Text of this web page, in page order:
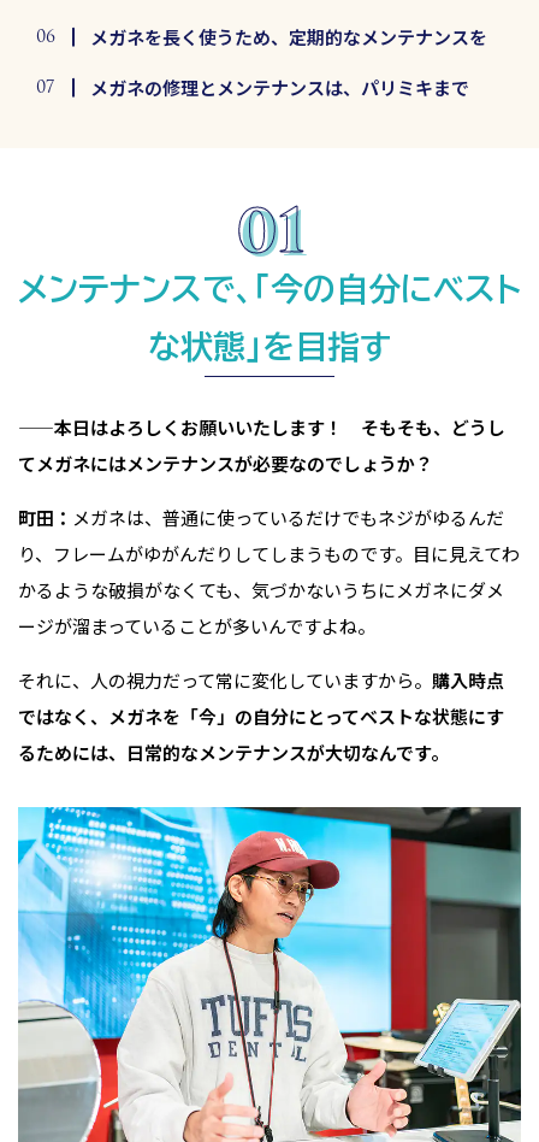
メガネを長く使うため、定期的なメンテナンスを
メガネの修理とメンテナンスは、パリミキまで
メンテナンスで、「今の自分にベスト
な状態」を目指す
——本日はよろしくお願いいたします！ そもそも、どうし
てメガネにはメンテナンスが必要なのでしょうか？
町田： メガネは、普通に使っているだけでもネジがゆるんだ
り、フレームがゆがんだりしてしまうものです。目に見えてわ
かるような破損がなくても、気づかないうちにメガネにダメ
ージが溜まっていることが多いんですよね。
それに、人の視力だって常に変化していますから。 購入時点
ではなく、メガネを「今」の自分にとってベストな状態にす
るためには、日常的なメンテナンスが大切なんです。